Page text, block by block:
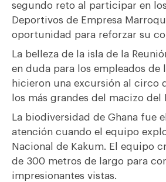
segundo reto al participar en los
Deportivos de Empresa
oportunidad para reforzar su
La belleza de la isla de la
en duda para los empleados de
hicieron una excursión al circo
los más grandes del macizo del
La biodiversidad de Ghana fue
atención cuando el equipo
Nacional de Kakum. El equipo
de 300 metros de largo para
impresionantes vistas.